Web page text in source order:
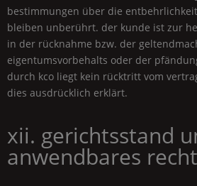
bestimmungen über die
bleiben unberührt. der kunde ist zur
in der rücknahme bzw. der
eigentumsvorbehalts oder der
durch kco liegt kein rücktritt vom
dies ausdrücklich erklärt.
xii. gerichtsstand
anwendbares recht